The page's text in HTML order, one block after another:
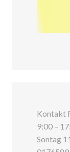
Kontakt
9:00 –
Sontag